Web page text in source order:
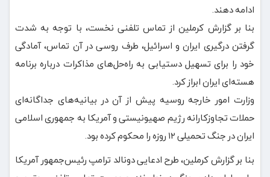
ادامه دهند.
بنا بر گزارش کرملین از تماس تلفنی نخست، با توجه به شدت
گرفتن درگیری ایران و اسرائیل، طرف روسی در آن تماس، آمادگی
خود را برای تسهیل دستیابی به راه‌حل‌های مذاکرات درباره برنامه
هسته‌ای ایران ابراز کرد.
وزارت امور خارجه روسیه پیش از آن در بیانیه‌های جداگانه‌ای
حملات تجاوزکارانه رژیم صهیونیستی و آمریکا به جمهوری اسلامی
ایران در جنگ تحمیلی ۱۲ روزه را محکوم کرده بود.
بنا بر گزارش کرملین، طرح ادعایی دونالد ترامپ رئیس‌جمهور آمریکا